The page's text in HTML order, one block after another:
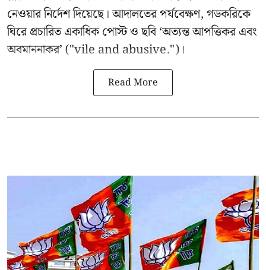
নেওয়ার নির্দেশ দিয়েছে। আদালতের পর্যবেক্ষণ, গডকরিকে
ঘিরে প্রচারিত একাধিক পোস্ট ও ছবি ‘অত্যন্ত আপত্তিকর এবং
অবমাননাকর’ ("vile and abusive.")।
Read More